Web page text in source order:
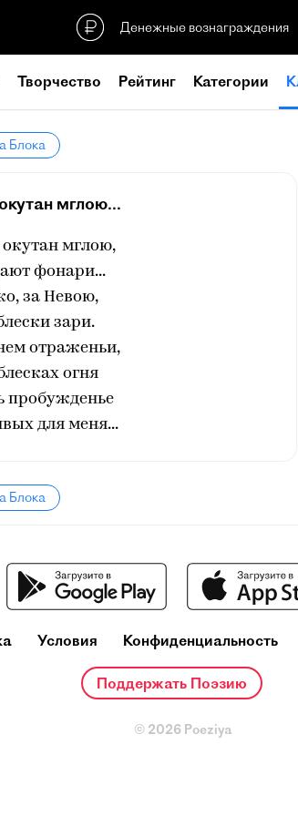
Денежные вознаграждения
Творчество Рейтинг Категории
Блока
мглою...
окутан мглою,
фонари...
за Невою,
зари.
отраженьи,
огня
пробужденье
для меня...
Блока
Условия Конфиденциальность
Поддержать Поэзию
© 2026 Poeziya